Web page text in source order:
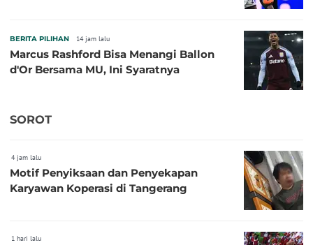
BERITA PILIHAN 14 jam lalu
Marcus Rashford Bisa Menangi Ballon
d'Or Bersama MU, Ini Syaratnya
SOROT
4 jam lalu
Motif Penyiksaan dan Penyekapan
Karyawan Koperasi di Tangerang
1 hari lalu